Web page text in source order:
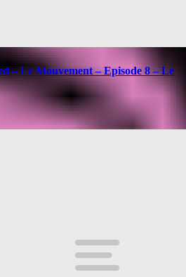
– Le Mouvement – Episode 8 – Le